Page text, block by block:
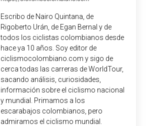
Escribo de Nairo Quintana, de
Rigoberto Urán, de Egan Bernal y de
todos los ciclistas colombianos desde
hace ya 10 años. Soy editor de
ciclismocolombiano.com y sigo de
cerca todas las carreras de WorldTour,
sacando análisis, curiosidades,
información sobre el ciclismo nacional
y mundial. Primamos a los
escarabajos colombianos, pero
admiramos el ciclismo mundial.